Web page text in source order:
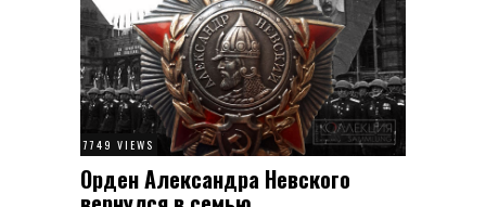
7749 VIEWS
Орден Александра Невского